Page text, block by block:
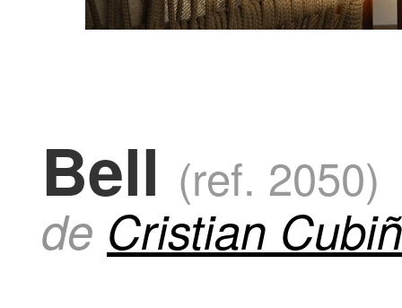
Bell (ref. 2050)
de Cristian